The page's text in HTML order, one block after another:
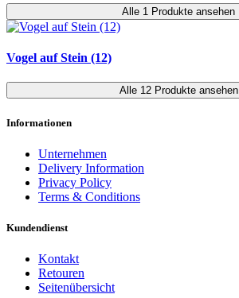
Alle 1 Produkte ansehen
Vogel auf Stein (12)
Alle 12 Produkte ansehen
Informationen
Unternehmen
Delivery Information
Privacy Policy
Terms & Conditions
Kundendienst
Kontakt
Retouren
Seitenübersicht